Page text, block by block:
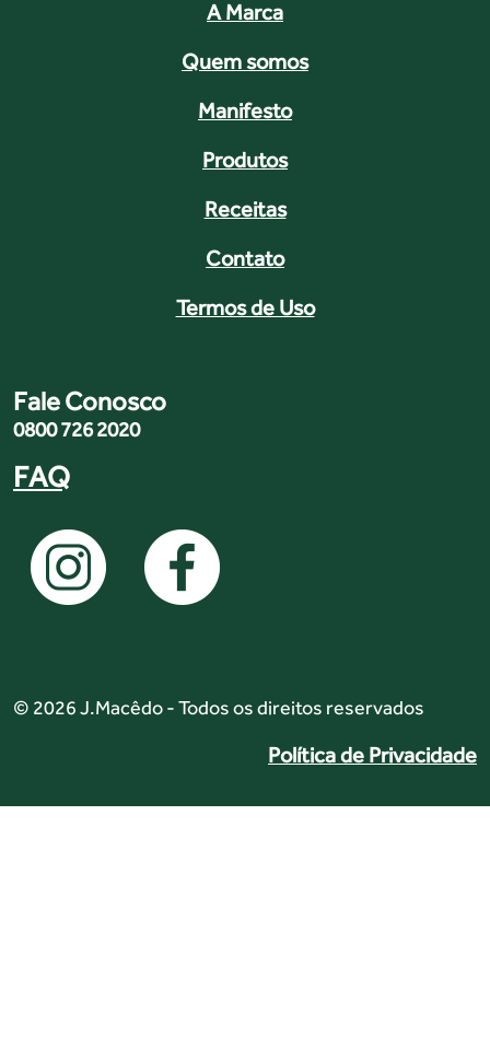
A Marca
Quem somos
Manifesto
Produtos
Receitas
Contato
Termos de Uso
Fale Conosco
0800 726 2020
FAQ
© 2026 J.Macêdo - Todos os direitos reservados
Política de Privacidade